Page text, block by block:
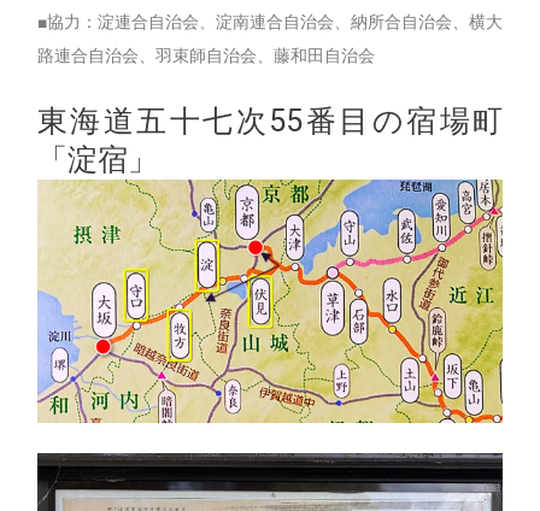
■協力：淀連合自治会、淀南連合自治会、納所合自治会、横大
路連合自治会、羽束師自治会、藤和田自治会
東海道五十七次55番目の宿場町
「淀宿」